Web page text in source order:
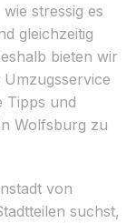
stressig es
gleichzeitig
bieten wir
Tipps und
Wolfsburg zu
von
suchst,